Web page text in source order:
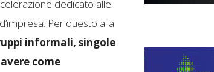
dedicato alle
Per questo alla
informali, singole
come